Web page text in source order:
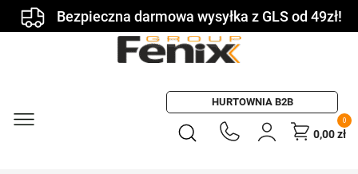
Bezpieczna darmowa wysyłka z GLS od 49zł!
HURTOWNIA B2B
0
0,00zł